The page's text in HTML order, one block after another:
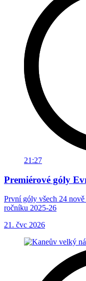
21:27
Premiérové góly
První góly všech 24
ročníku 2025-26
21. čvc 2026